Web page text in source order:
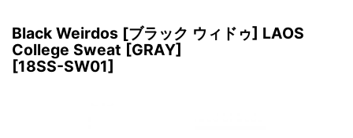
Black Weirdos [ブラック ウィドゥ] LAOS
College Sweat [GRAY]
[18SS-SW01]